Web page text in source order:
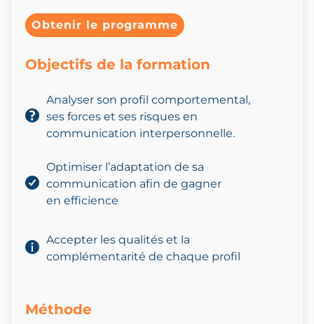
Obtenir le programme
Objectifs de la formation
Analyser son profil comportemental,
ses forces et ses risques en
communication interpersonnelle.
Optimiser l’adaptation de sa
communication afin de gagner
en efficience
Accepter les qualités et la
complémentarité de chaque profil
Méthode